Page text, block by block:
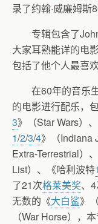
录了约翰·威廉姆斯
专辑包含了John
大家耳熟能详的电
包括了他个人最喜
在60年的音乐生
的电影进行配乐，
3》（Star Wars）
1/2/3/4》（Indiana
Extra-Terrestrial）
List）、《哈利波特1
了21次格莱美奖、
无数的《大白鲨》
（War Horse），